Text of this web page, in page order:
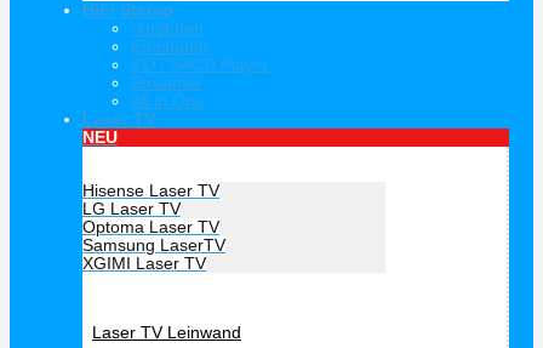
HiFi Stereo
Vorstufen
Endstufen
CD / SACD Player
Streamer
All in One
Laser TV
NEU
Hisense Laser TV
LG Laser TV
Optoma Laser TV
Samsung LaserTV
XGIMI Laser TV
Laser TV Leinwand